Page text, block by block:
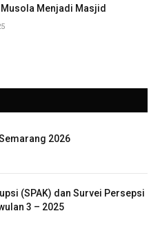
Menjadi Masjid
2026
(SPAK) dan Survei Persepsi
3 – 2025